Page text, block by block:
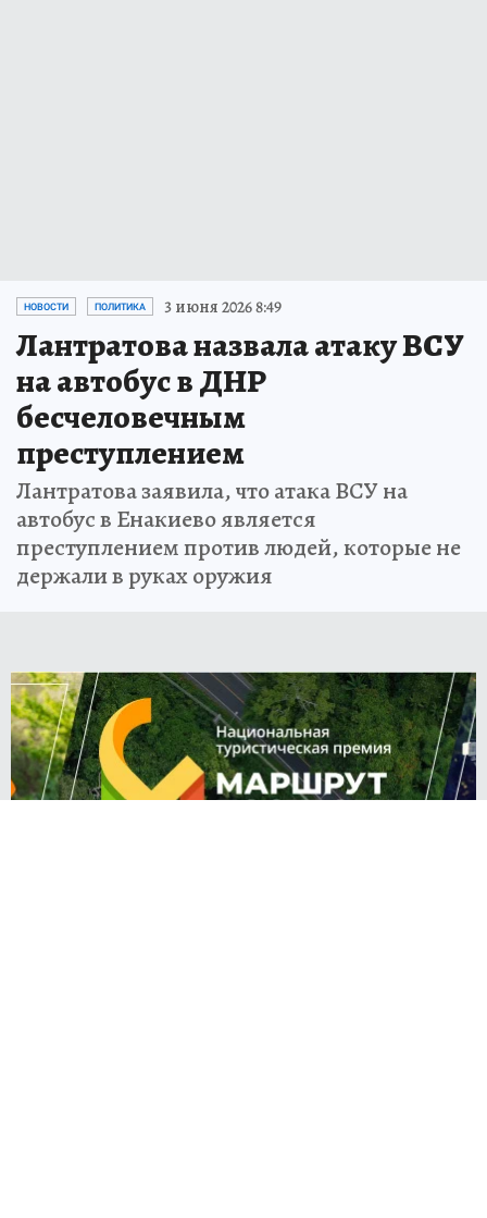
НОВОСТИ ПОЛИТИКА 3 июня 2026 8:49
Лантратова назвала атаку ВСУ
на автобус в ДНР
бесчеловечным
преступлением
Лантратова заявила, что атака ВСУ на
автобус в Енакиево является
преступлением против людей, которые не
держали в руках оружия